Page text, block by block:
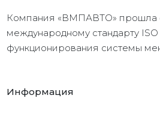
Компания «ВМПАВТО» прошла
международному стандарту
функционирования системы
Информация